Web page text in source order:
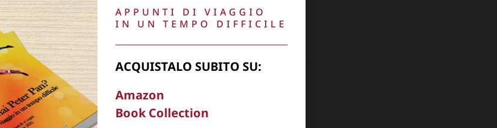
Copyright © 2026Lisa Bernardini
Cookie PolicyPrivacy Policy
Aggiorna preferenze tracciamento
APPUNTI DI VIAGGIO
IN UN TEMPO DIFFICILE
ACQUISTALO SUBITO SU:
Amazon
Book Collection